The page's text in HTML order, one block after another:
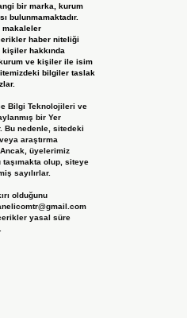
bir marka, kurum
bulunmamaktadır.
makaleler
haber niteliği
hakkında
kurum ve kişiler ile isim
bilgiler taslak
Bilgi Teknolojileri ve
bir Yer
Bu nedenle, sitedeki
araştırma
üyelerimiz
olup, siteye
sayılırlar.
olduğunu
yasal süre